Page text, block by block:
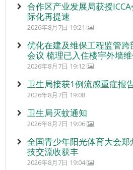
合作区产业发展局获授
际化再提速
2026年8月7日 19:21
优化在建及维保工程监管
会议 梳理已入住楼宇外墙
2026年8月7日 19:12
卫生局接获1例流感重症报
2026年8月7日 19:08
卫生局灭蚊通知
2026年8月7日 19:06
全国青少年阳光体育大会
技交流收获丰
2026年8月7日 19:04